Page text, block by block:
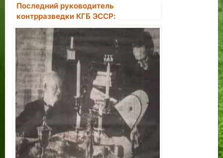
Последний руководитель
контрразведки КГБ ЭССР:
большинство завербованных в
агенты считали это большой честью